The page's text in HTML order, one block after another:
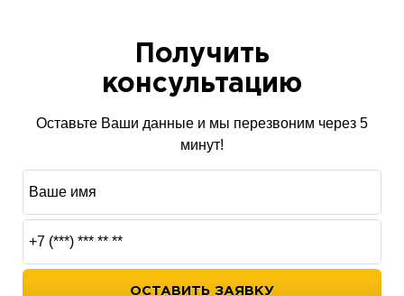
CHERY TIGGO 4 NEW
FAW BESTURN X40
GEELY COOLRAY
Получить
консультацию
Оставьте Ваши данные и мы перезвоним через 5
минут!
ОСТАВИТЬ ЗАЯВКУ